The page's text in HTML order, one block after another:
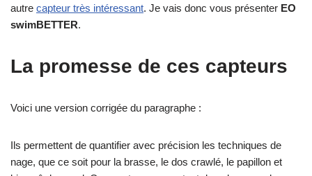
autre capteur très intéressant. Je vais donc vous présenter EO
swimBETTER.
La promesse de ces capteurs
Voici une version corrigée du paragraphe :
Ils permettent de quantifier avec précision les techniques de
nage, que ce soit pour la brasse, le dos crawlé, le papillon et